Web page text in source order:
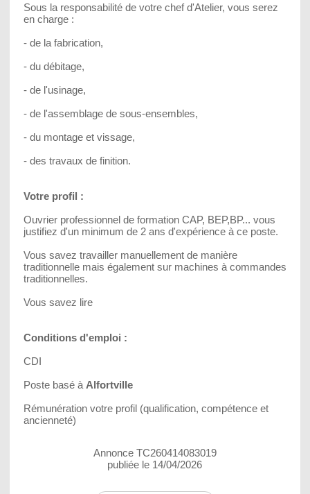
Sous la responsabilité de votre chef d'Atelier, vous serez
en charge :
- de la fabrication,
- du débitage,
- de l'usinage,
- de l'assemblage de sous-ensembles,
- du montage et vissage,
- des travaux de finition.
Votre profil :
Ouvrier professionnel de formation CAP, BEP,BP... vous
justifiez d'un minimum de 2 ans d'expérience à ce poste.
Vous savez travailler manuellement de manière
traditionnelle mais également sur machines à commandes
traditionnelles.
Vous savez lire
Conditions d'emploi :
CDI
Poste basé à Alfortville
Rémunération votre profil (qualification, compétence et
ancienneté)
Annonce TC260414083019
publiée le 14/04/2026